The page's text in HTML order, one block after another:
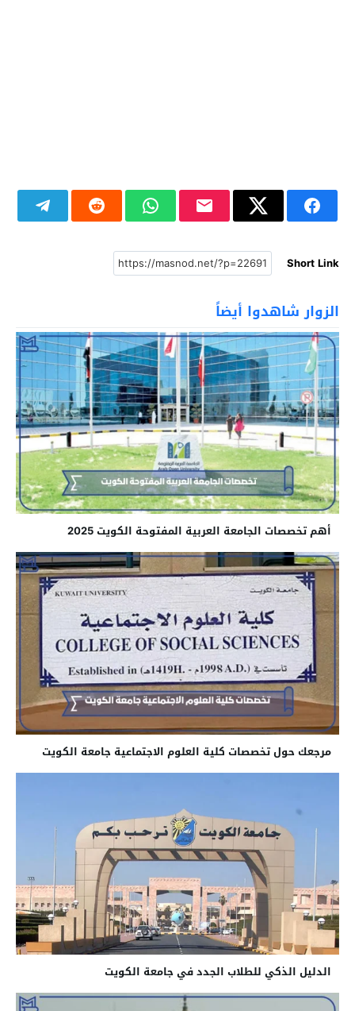
Short Link
الزوار شاهدوا أيضاً
أهم تخصصات الجامعة العربية المفتوحة الكويت 2025
مرجعك حول تخصصات كلية العلوم الاجتماعية جامعة الكويت
الدليل الذكي للطلاب الجدد في جامعة الكويت